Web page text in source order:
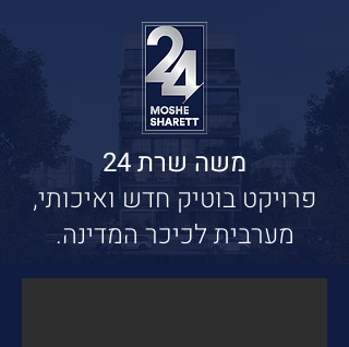
משה שרת 24
פרויקט בוטיק חדש ואיכותי,
מערבית לכיכר המדינה.